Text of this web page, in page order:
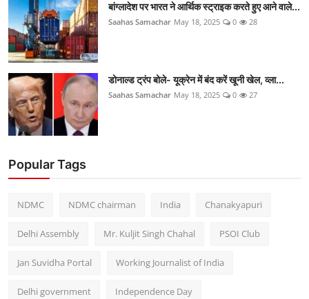
बांग्लादेश पर भारत ने आर्थिक स्ट्राइक करते हुए आने वाले...
Saahas Samachar May 18, 2025 0 28
डोनाल्ड ट्रंप बोले- यूक्रेन में बंद करें खूनी खेल, व्ला...
Saahas Samachar May 18, 2025 0 27
Popular Tags
NDMC NDMC chairman India Chanakyapuri
Delhi Assembly Mr. Kuljit Singh Chahal PSOI Club
Jan Suvidha Portal Working Journalist of India
Delhi government Independence Day